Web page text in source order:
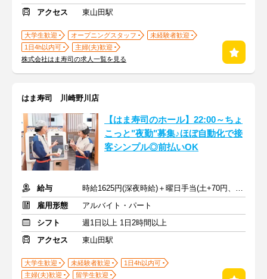
アクセス
東山田駅
大学生歓迎 オープニングスタッフ
未経験者歓迎
1日4h以内可
主婦(夫)歓迎
株式会社はま寿司の求人一覧を見る
はま寿司 川崎野川店
【はま寿司のホール】22:00～ちょ
こっと"夜勤"募集♪ほぼ自動化で接
客シンプル◎前払いOK
給与
時給1625円(深夜時給)＋曜日手当(土+70円、日祝+100円)
雇用形態
アルバイト・パート
シフト
週1日以上 1日2時間以上
アクセス
東山田駅
大学生歓迎 未経験者歓迎
1日4h以内可
主婦(夫)歓迎
留学生歓迎